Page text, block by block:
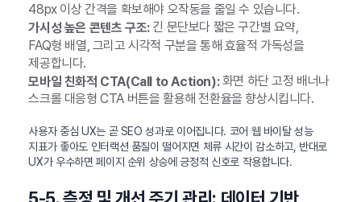
48px 이상 간격을 확보해야 오작동을 줄일 수 있습니다.
가시성 높은 콘텐츠 구조:긴 문단보다 짧은 구간별 요약,
FAQ형 배열, 그리고 시각적 구분을 통해 효율적 가독성을
제공합니다.
모바일 친화적 CTA(Call to Action):화면 하단 고정 배너나
스크롤 대응형 CTA 버튼을 활용해 전환율을 향상시킵니다.
사용자 중심 UX는 곧 SEO 성과로 이어집니다. 코어 웹 바이탈 성능
지표가 좋아도 인터랙션 품질이 떨어지면 체류 시간이 감소하고, 반대로
UX가 우수하면 페이지 순위 상승에 긍정적 신호로 작용합니다.